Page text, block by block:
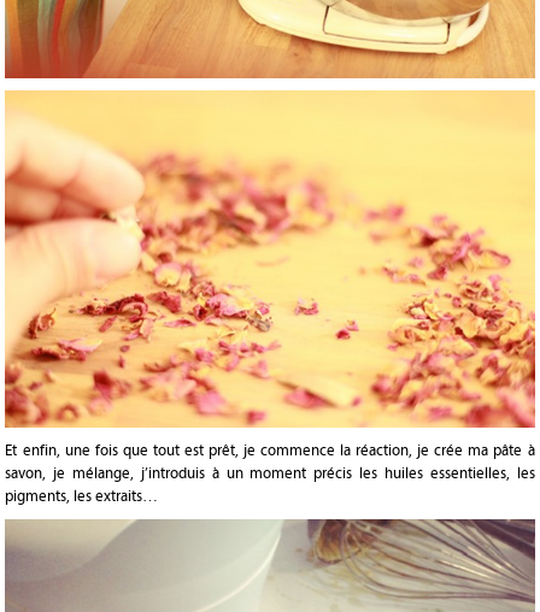
Et enfin, une fois que tout est prêt, je commence la réaction, je crée ma pâte à
savon, je mélange, j’introduis à un moment précis les huiles essentielles, les
pigments, les extraits…